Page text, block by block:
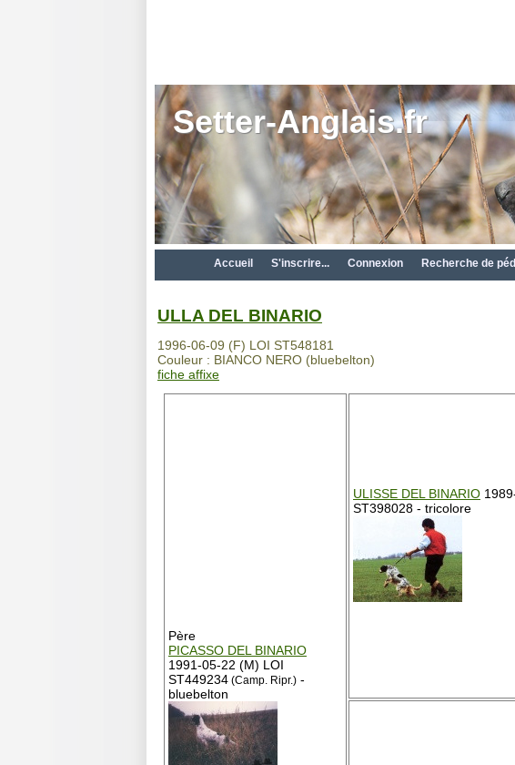
Setter-Anglais.fr
Accueil S'inscrire... Connexion Recherche de
ULLA DEL BINARIO
1996-06-09 (F) LOI ST548181
Couleur : BIANCO NERO (bluebelton)
fiche affixe
Père
PICASSO DEL BINARIO
1991-05-22 (M) LOI
ST449234 (Camp. Ripr.) -
bluebelton
ULISSE DEL BINARIO
ST398028 - tricolore